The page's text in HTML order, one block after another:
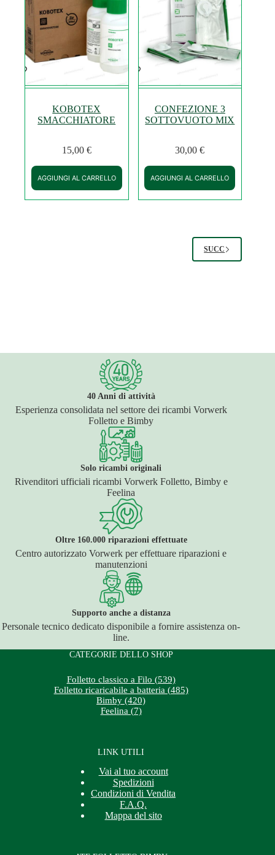
KOBOTEX
SMACCHIATORE
15,00 €
AGGIUNGI AL CARRELLO
CONFEZIONE 3
SOTTOVUOTO MIX
30,00€
AGGIUNGI AL CARRELLO
SUCC
40 Anni di attività
Esperienza consolidata nel settore dei ricambi Vorwerk
Folletto e Bimby
Solo ricambi originali
Rivenditori ufficiali ricambi Vorwerk Folletto, Bimby e
Feelina
Oltre 160.000 riparazioni effettuate
Centro autorizzato Vorwerk per effettuare riparazioni e
manutenzioni
Supporto anche a distanza
Personale tecnico dedicato disponibile a fornire assistenza on-
line.
CATEGORIE DELLO SHOP
Folletto classico a Filo (539)
Folletto ricaricabile a batteria (485)
Bimby (420)
Feelina (7)
LINK UTILI
Vai al tuo account
Spedizioni
Condizioni di Vendita
F.A.Q.
Mappa del sito